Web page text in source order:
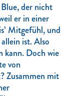
der nicht
er in einer
Mitgefühl, und
ist. Also
kann. Doch wie
von
Zusammen mit